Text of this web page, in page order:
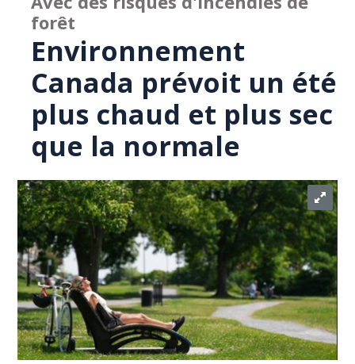
forêt
Environnement
Canada prévoit un été
plus chaud et plus sec
que la normale